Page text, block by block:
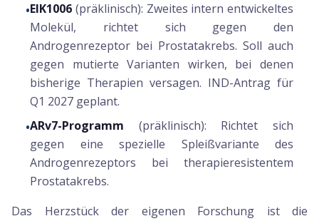
•EIK1006 (präklinisch): Zweites intern entwickeltes
Molekül, richtet sich gegen den
Androgenrezeptor bei Prostatakrebs. Soll auch
gegen mutierte Varianten wirken, bei denen
bisherige Therapien versagen. IND-Antrag für
Q1 2027 geplant.
•ARv7-Programm (präklinisch): Richtet sich
gegen eine spezielle Spleißvariante des
Androgenrezeptors bei therapieresistentem
Prostatakrebs.
Das Herzstück der eigenen Forschung ist die